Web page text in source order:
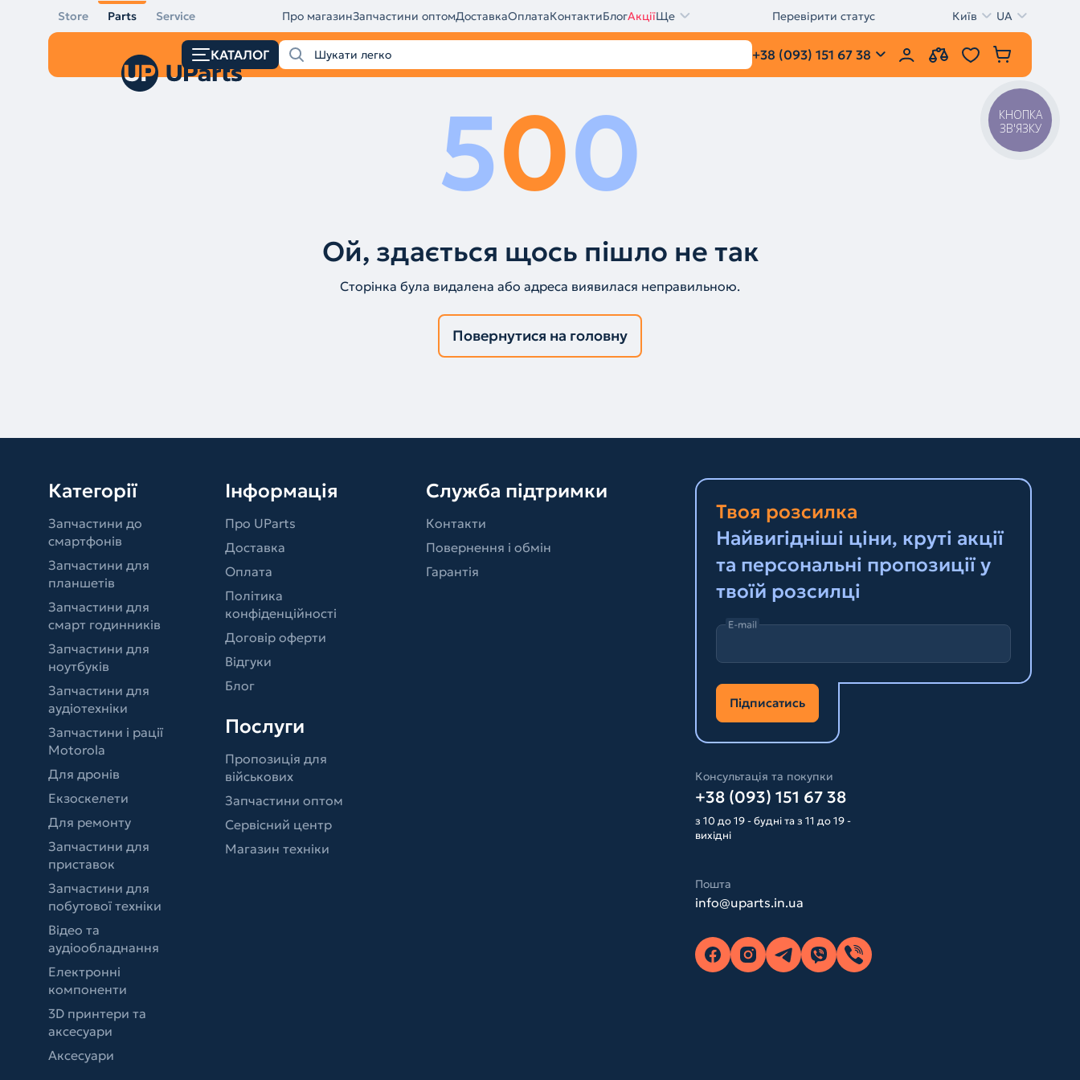
Store Parts Service Про магазинЗапчастини оптомДоставкаОплатаКонтактиБлогАкціїЩе Перевірити статус Київ UA
КАТАЛОГ +38 (093) 151 67 38
500
Ой, здається щось пішло не так
Сторінка була видалена або адреса виявилася неправильною.
Повернутися на головну
Категорії
Запчастини до
смартфонів
Запчастини для
планшетів
Запчастини для
смарт годинників
Запчастини для
ноутбуків
Запчастини для
аудіотехніки
Запчастини і рації
Motorola
Для дронів
Екзоскелети
Для ремонту
Запчастини для
приставок
Запчастини для
побутової техніки
Відео та
аудіообладнання
Електронні
компоненти
3D принтери та
аксесуари
Аксесуари
Інформація
Про UParts
Доставка
Оплата
Політика
конфіденційності
Договір оферти
Відгуки
Блог
Послуги
Пропозиція для
військових
Запчастини оптом
Сервісний центр
Магазин техніки
Служба підтримки
Контакти
Повернення і обмін
Гарантія
Твоя розсилка
Найвигідніші ціни, круті акції
та персональні пропозиції у
твоїй розсилці
E-mail
Підписатись
Консультація та покупки
+38 (093) 151 67 38
з 10 до 19 - будні та з 11 до 19 -
вихідні
Пошта
info@uparts.in.ua
КНОПКА
ЗВ'ЯЗКУ